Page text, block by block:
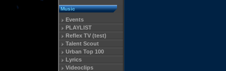
Music
Events
PLAYLIST
Reflex TV (test)
Talent Scout
Urban Top 100
Lyrics
Videoclips